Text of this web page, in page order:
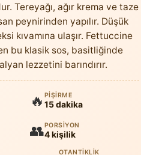
Tereyağı, ağır krema ve taze
peynirinden yapılır. Düşük
kıvamına ulaşır. Fettuccine
bu klasik sos, basitliğinde
lezzetini barındırır.
🔥 PIŞIRME
15 dakika
👥PORSIYON
4 kişilik
OTANTIKLIK